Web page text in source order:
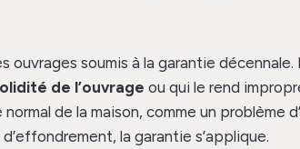
soumis à la garantie décennale.
de l’ouvrage ou qui le rend
de la maison, comme un problème
la garantie s’applique.